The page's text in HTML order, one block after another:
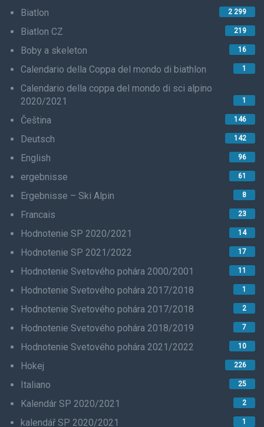
Biatlon 2 299
Biatlon CZ 219
Boby a skeleton 16
Calendario della Coppa del mondo di biathlon 1
Calendario della coppa del mondo di sci alpino
2020/2021
1
Čeština 146
Deutsch 142
English 96
ergebnisse 61
Ergebnisse – Ski Alpin 8
Francais 23
Hodnotenie SP 2020/2021 14
Hodnotenie SP 2021/2022 17
Hodnotenie Svetového pohára 2000/2001 11
Hodnotenie Svetového pohára 2017/2018 1
Hodnotenie Svetového pohára 2017/2018 2
Hodnotenie Svetového pohára 2018/2019 7
Hodnotenie Svetového pohára 2021/2022 10
Hokej 226
Italiano 25
Kalendár SP 2020/2021 2
kalendář SP 2020/2021 1